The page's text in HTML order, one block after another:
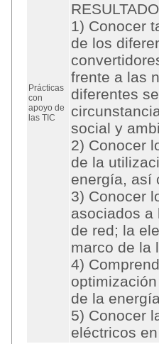
Prácticas
con
apoyo de
las TIC
1) Conocer
de los
frente a las
diferentes
social y
2) Conocer
de la
energía, así
3) Conocer
asociados a
de red; la
marco de la
4)
de la
5) Conocer
eléctricos